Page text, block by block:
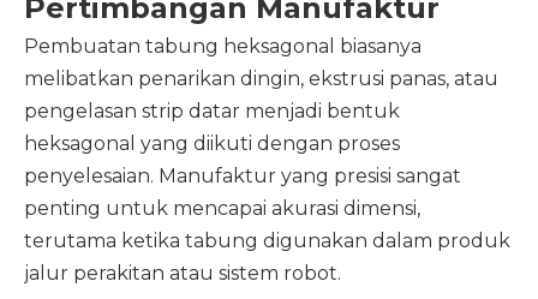
Pertimbangan Manufaktur
Pembuatan tabung heksagonal biasanya
melibatkan penarikan dingin, ekstrusi panas, atau
pengelasan strip datar menjadi bentuk
heksagonal yang diikuti dengan proses
penyelesaian. Manufaktur yang presisi sangat
penting untuk mencapai akurasi dimensi,
terutama ketika tabung digunakan dalam produk
jalur perakitan atau sistem robot.